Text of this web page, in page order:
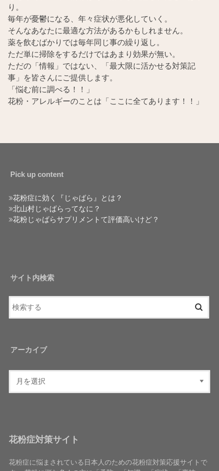
り。
毎年が憂鬱になる、年々症状が悪化していく。
そんなあなたに最適な方法があるかもしれません。
薬を飲むばかりでは毎年同じ事の繰り返し。
ただ単に掃除をするだけではあまり効果が無い。
ただの「情報」ではない、「最大限に活かせる対策記
事」を皆さんにご提供します。
「悩む前に調べる！！」
花粉・アレルギーのことは「ここに全てあります！！」
Pick up content
花粉症に効く『じゃばら』とは？
北山村じゃばらってなに？
花粉じゃばらサプリメントて評価高いけど？
サイト内検索
アーカイブ
花粉症対策サイト
花粉症に悩まされている日本人のための花粉症対策応援サイトで